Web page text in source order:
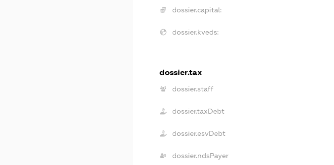
dossier.capital:
dossier.kveds:
dossier.tax
dossier.staff
dossier.taxDebt
dossier.esvDebt
dossier.ndsPayer